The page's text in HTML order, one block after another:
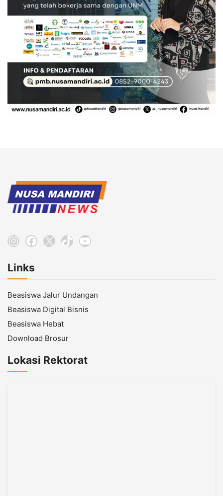
Instagram
Facebook
X TikTokYouTube
Links
Beasiswa Jalur Undangan
Beasiswa Digital Bisnis
Beasiswa Hebat
Download Brosur
Lokasi Rektorat